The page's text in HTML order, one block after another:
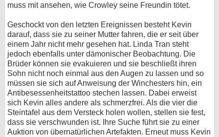
muss mit ansehen, wie Crowley seine Freundin tötet.
Geschockt von den letzten Ereignissen besteht Kevin
darauf, dass sie zu seiner Mutter fahren, die er seit über
einem Jahr nicht mehr gesehen hat. Linda Tran steht
jedoch ebenfalls unter dämonischer Beobachtung. Die
Brüder können sie evakuieren und sie beschließt ihren
Sohn nicht noch einmal aus den Augen zu lassen und so
müssen sie sich auf Anweisung der Winchesters hin, ein
Antibesessenheitstattoo stechen lassen. Dabei erweist
sich Kevin alles andere als schmerzfrei. Als die vier die
Steintafel aus dem Versteck holen wollen, stellen sie fest,
dass sie verschwunden ist. Ihre Suche führt sie zu einer
Auktion von übernatürlichen Artefakten. Erneut muss Kevin